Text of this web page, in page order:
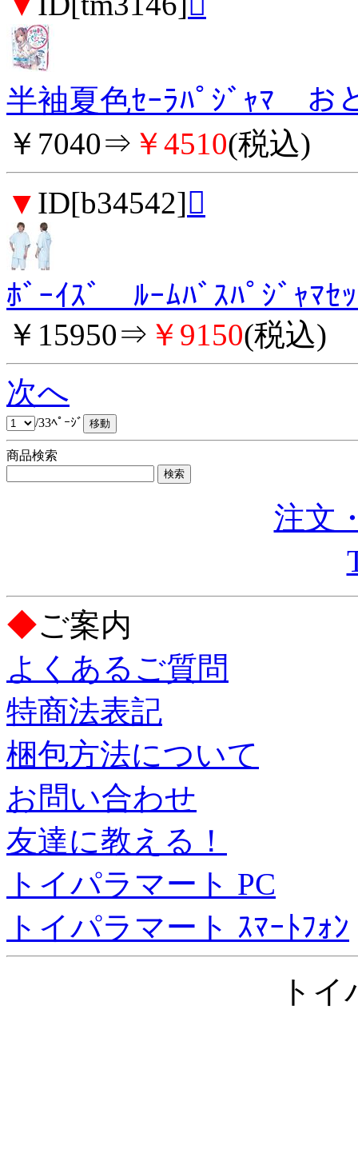
半袖夏色ｾｰﾗﾊﾟｼﾞｬﾏ お
￥7040⇒ ￥4510(税込)
▼ ID[b34542]
ﾎﾞｰｲｽﾞ ﾙｰﾑﾊﾞｽﾊﾟｼﾞｬﾏｾ
￥15950⇒ ￥9150(税込)
次へ
/33ﾍﾟｰｼﾞ
商品検索
注文
◆ご案内
よくあるご質問
特商法表記
梱包方法について
お問い合わせ
友達に教える！
トイパラマート PC
トイパラマート ｽﾏｰﾄﾌｫﾝ
ト